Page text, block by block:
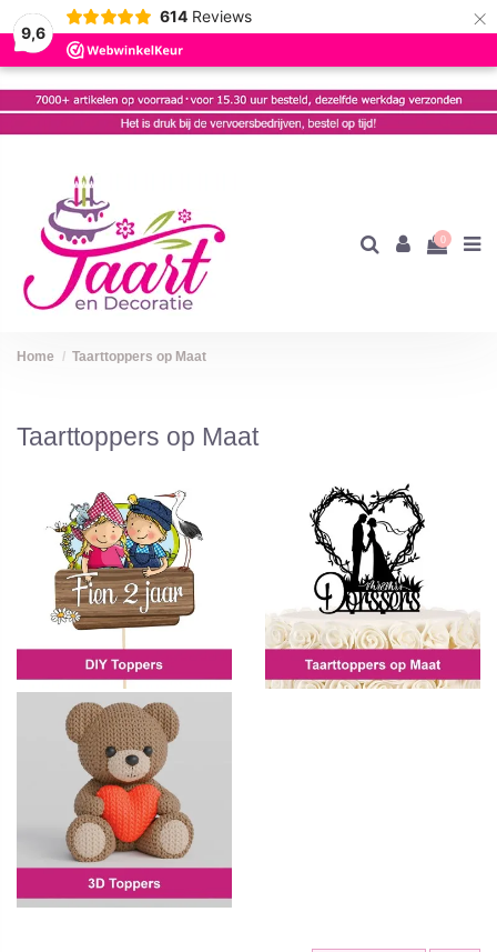
9,6
614 Reviews ×
0
Home Taarttoppers op Maat
Taarttoppers op Maat